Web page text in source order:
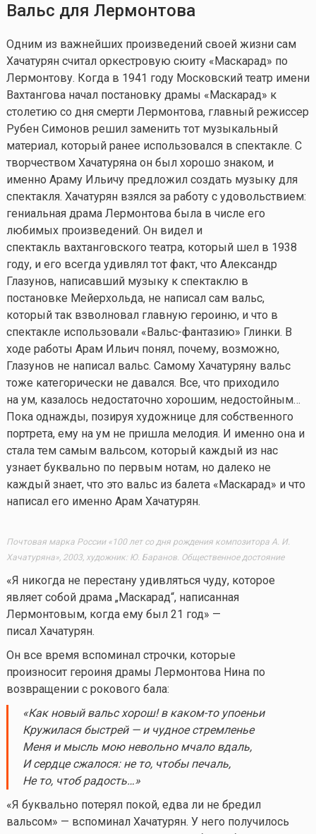
Вальс для Лермонтова
Одним из важнейших произведений своей жизни сам
Хачатурян считал оркестровую сюиту «Маскарад» по
Лермонтову. Когда в 1941 году Московский театр имени
Вахтангова начал постановку драмы «Маскарад» к
столетию со дня смерти Лермонтова, главный режиссер
Рубен Симонов решил заменить тот музыкальный
материал, который ранее использовался в спектакле. С
творчеством Хачатуряна он был хорошо знаком, и
именно Араму Ильичу предложил создать музыку для
спектакля. Хачатурян взялся за работу с удовольствием:
гениальная драма Лермонтова была в числе его
любимых произведений. Он видел и
спектакль вахтанговского театра, который шел в 1938
году, и его всегда удивлял тот факт, что Александр
Глазунов, написавший музыку к спектаклю в
постановке Мейерхольда, не написал сам вальс,
который так взволновал главную героиню, и что в
спектакле использовали «Вальс-фантазию» Глинки. В
ходе работы Арам Ильич понял, почему, возможно,
Глазунов не написал вальс. Самому Хачатуряну вальс
тоже категорически не давался. Все, что приходило
на ум, казалось недостаточно хорошим, недостойным…
Пока однажды, позируя художнице для собственного
портрета, ему на ум не пришла мелодия. И именно она и
стала тем самым вальсом, который каждый из нас
узнает буквально по первым нотам, но далеко не
каждый знает, что это вальс из балета «Маскарад» и что
написал его именно Арам Хачатурян.
Почтовая марка России «100 лет со дня рождения композитора А. И.
Хачатуряна», 2003, художник: Ю. Баранов. Общественное достояние
«Я никогда не перестану удивляться чуду, которое
являет собой драма „Маскарад“, написанная
Лермонтовым, когда ему был 21 год» —
писал Хачатурян.
Он все время вспоминал строчки, которые
произносит героиня драмы Лермонтова Нина по
возвращении с рокового бала:
«Как новый вальс хорош! в каком-то упоеньи
Кружилася быстрей — и чудное стремленье
Меня и мысль мою невольно мчало вдаль,
И сердце сжалося: не то, чтобы печаль,
Не то, чтоб радость…»
«Я буквально потерял покой, едва ли не бредил
вальсом» — вспоминал Хачатурян. У него получилось